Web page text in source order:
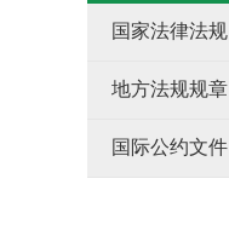
国家法律法规
地方法规规章
国际公约文件